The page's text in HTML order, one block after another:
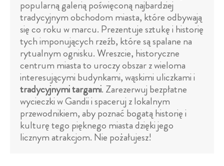
popularną galerią poświęconą najbardziej
tradycyjnym obchodom miasta, które odbywają
się co roku w marcu. Prezentuje sztukę i historię
tych imponujących rzeźb, które są spalane na
rytualnym ognisku. Wreszcie, historyczne
centrum miasta to uroczy obszar z wieloma
interesującymi budynkami, wąskimi uliczkami i
tradycyjnymi targami. Zarezerwuj bezpłatne
wycieczki w Gandii i spaceruj z lokalnym
przewodnikiem, aby poznać bogatą historię i
kulturę tego pięknego miasta dzięki jego
licznym atrakcjom. Nie pożałujesz!